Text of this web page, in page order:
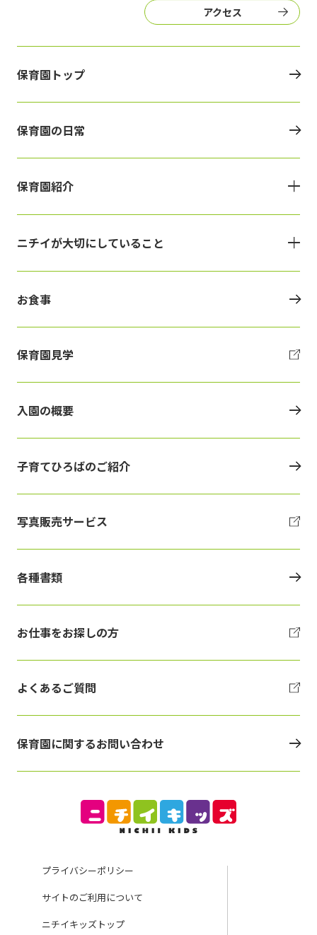
プライバシーポリシー
サイトのご利用について
ニチイキッズトップ
アクセス
保育園トップ
保育園の日常
保育園紹介
ニチイが大切にしていること
お食事
保育園見学
入園の概要
子育てひろばのご紹介
写真販売サービス
各種書類
お仕事をお探しの方
よくあるご質問
保育園に関するお問い合わせ